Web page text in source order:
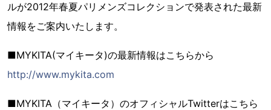
ルが2012年春夏パリメンズコレクションで発表された最新
情報をご案内いたします。
■MYKITA(マイキータ)の最新情報はこちらから
http://www.mykita.com
■MYKITA（マイキータ）のオフィシャルTwitterはこちら